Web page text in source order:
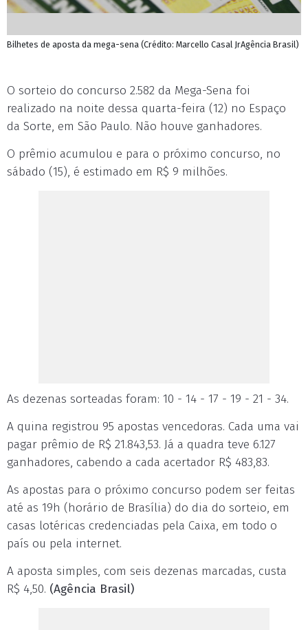
Bilhetes de aposta da mega-sena (Crédito: Marcello Casal JrAgência Brasil)
O sorteio do concurso 2.582 da Mega-Sena foi
realizado na noite dessa quarta-feira (12) no Espaço
da Sorte, em São Paulo. Não houve ganhadores.
O prêmio acumulou e para o próximo concurso, no
sábado (15), é estimado em R$ 9 milhões.
As dezenas sorteadas foram: 10 - 14 - 17 - 19 - 21 - 34.
A quina registrou 95 apostas vencedoras. Cada uma vai
pagar prêmio de R$ 21.843,53. Já a quadra teve 6.127
ganhadores, cabendo a cada acertador R$ 483,83.
As apostas para o próximo concurso podem ser feitas
até as 19h (horário de Brasília) do dia do sorteio, em
casas lotéricas credenciadas pela Caixa, em todo o
país ou pela internet.
A aposta simples, com seis dezenas marcadas, custa
R$ 4,50. (Agência Brasil)